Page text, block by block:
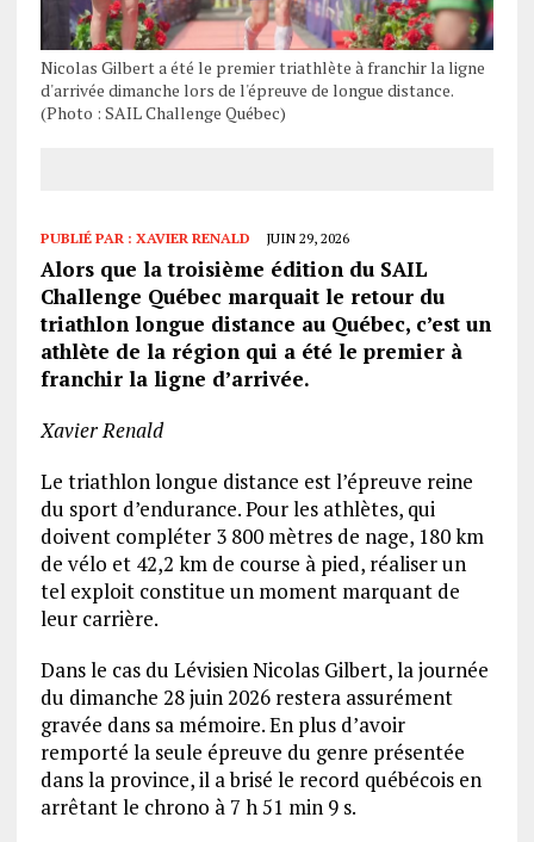
Nicolas Gilbert a été le premier triathlète à franchir la ligne
d'arrivée dimanche lors de l'épreuve de longue distance.
(Photo : SAIL Challenge Québec)
PUBLIÉ PAR : XAVIER RENALD JUIN 29, 2026
Alors que la troisième édition du SAIL
Challenge Québec marquait le retour du
triathlon longue distance au Québec, c’est un
athlète de la région qui a été le premier à
franchir la ligne d’arrivée.
Xavier Renald
Le triathlon longue distance est l’épreuve reine
du sport d’endurance. Pour les athlètes, qui
doivent compléter 3 800 mètres de nage, 180 km
de vélo et 42,2 km de course à pied, réaliser un
tel exploit constitue un moment marquant de
leur carrière.
Dans le cas du Lévisien Nicolas Gilbert, la journée
du dimanche 28 juin 2026 restera assurément
gravée dans sa mémoire. En plus d’avoir
remporté la seule épreuve du genre présentée
dans la province, il a brisé le record québécois en
arrêtant le chrono à 7 h 51 min 9 s.